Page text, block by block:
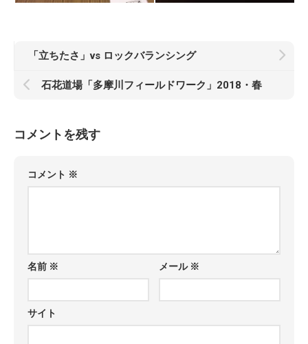
「立ちたさ」vs ロックバランシング
石花道場「多摩川フィールドワーク」2018・春
コメントを残す
コメント ※
名前 ※ メール ※
サイト